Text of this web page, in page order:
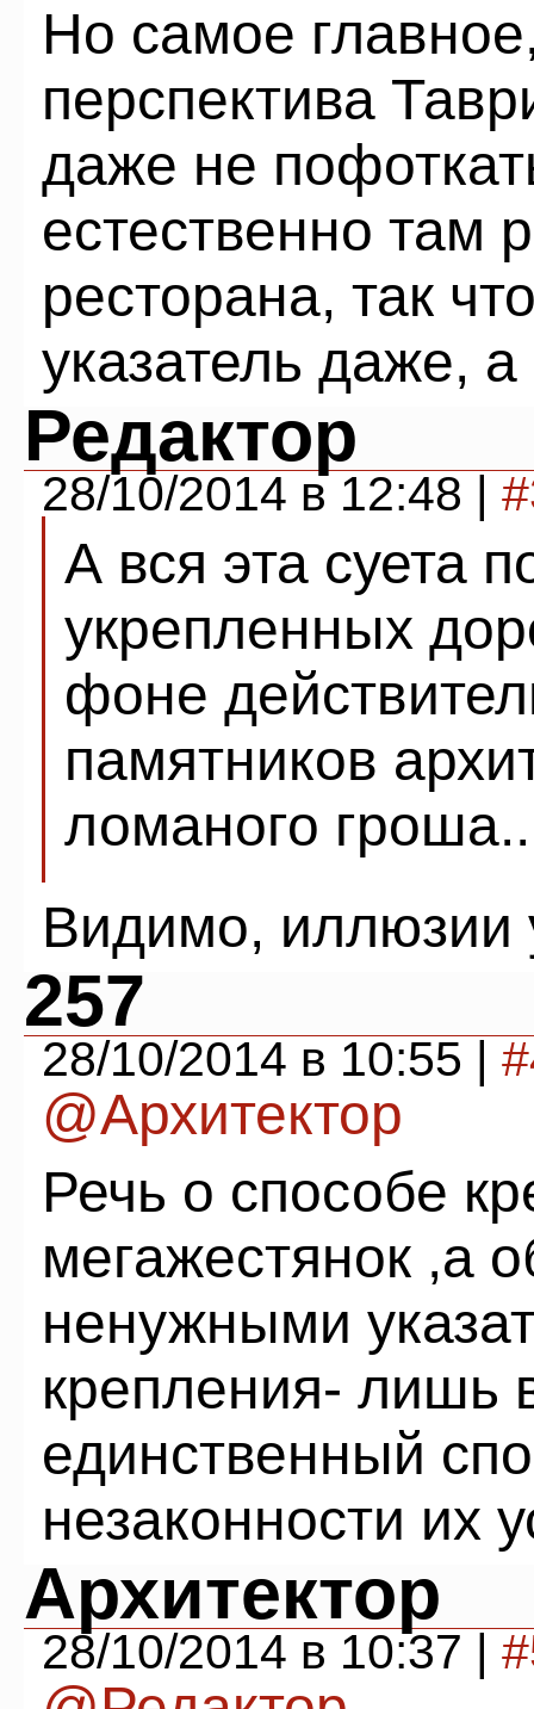
Но самое
перспектива
даже не
естественно там
ресторана, так
указатель даже,
Редактор
28/10/2014 в 12:48 |
А вся эта суета
укрепленных
фоне
памятников
ломаного
Видимо, иллюзии
257
28/10/2014 в 10:55 |
@Архитектор
Речь о способе
мегажестянок ,а
ненужными
крепления- лишь
единственный
незаконности их
Архитектор
28/10/2014 в 10:37 |